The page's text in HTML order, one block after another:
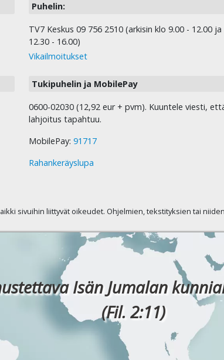
Puhelin:
TV7 Keskus 09 756 2510 (arkisin klo 9.00 - 12.00 ja
12.30 - 16.00)
Vikailmoitukset
Tukipuhelin ja MobilePay
0600-02030 (12,92 eur + pvm). Kuuntele viesti,
lahjoitus tapahtuu.
MobilePay: 91717
Rahankeräyslupa
sivuihin liittyvät oikeudet. Ohjelmien, tekstityksien tai
Isän Jumalan
(Fil. 2:11)